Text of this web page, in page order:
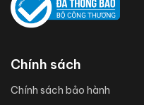
Chính sách
Chính sách bảo hành